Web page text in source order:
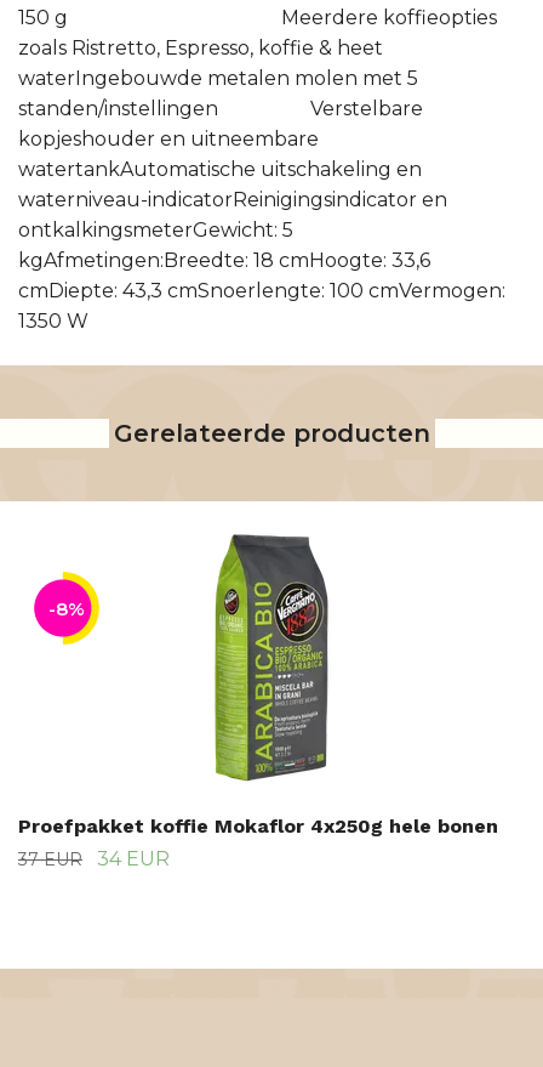
150 g Meerdere koffieopties
zoals Ristretto, Espresso, koffie & heet
waterIngebouwde metalen molen met 5
standen/instellingen Verstelbare
kopjeshouder en uitneembare
watertankAutomatische uitschakeling en
waterniveau-indicatorReinigingsindicator en
ontkalkingsmeterGewicht: 5
kgAfmetingen:Breedte: 18 cmHoogte: 33,6
cmDiepte: 43,3 cmSnoerlengte: 100 cmVermogen:
1350 W
Gerelateerde producten
-8%
Proefpakket koffie Mokaflor 4x250g hele bonen
37 EUR 34 EUR